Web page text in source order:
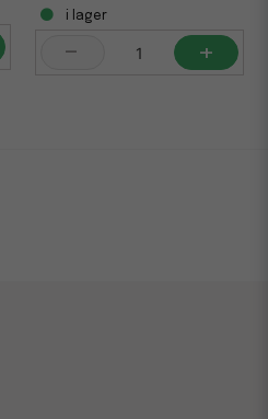
i lager
- +